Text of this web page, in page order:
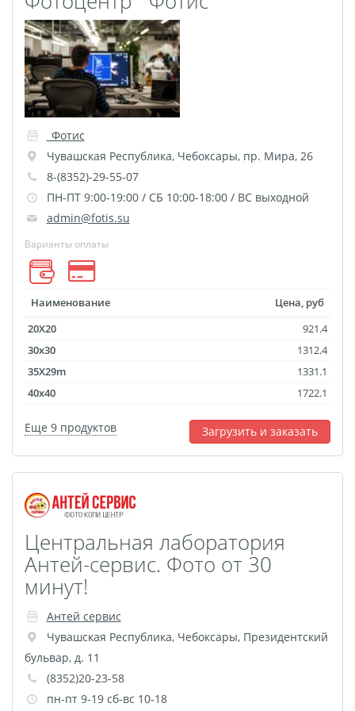
Пластификация
Фотопостер
Печать на
самоклеящемся виниле
Фото на стекле и
акриле
Печать на баннере
Фотообои
Трафареты
Печать на прозрачной
пленке
Рекламные конструкции
Напольная графика
Изготовление баннеров
багете
Холст на пенокартоне
Фоторама с магнитами
Холст на ДВП
Латексная печать
Фотопечать на
пластике
Картины на досках
Фотопечать на дереве
Самоклеящийся винил
Печать выкроек
Холст на конкурс
Фотопечать больших
_Фотис
Чувашская Республика, Чебоксары, пр. Мира, 26
8-(8352)-29-55-07
ПН-ПТ 9:00-19:00 / СБ 10:00-18:00 / ВС выходной
admin@fotis.su
Варианты оплаты
Наименование
Цена, руб
20X20
921.4
30x30
1312.4
35X29m
1331.1
40x40
1722.1
Еще 9 продуктов Загрузить и заказать
Центральная лаборатория
Антей-сервис. Фото от 30
минут!
Антей сервис
Чувашская Республика, Чебоксары, Президентский
бульвар, д. 11
(8352)20-23-58
пн-пт 9-19 сб-вс 10-18